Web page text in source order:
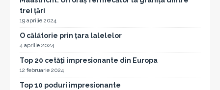
trei țări
19 aprilie 2024
O călătorie prin țara lalelelor
4 aprilie 2024
Top 20 cetăți impresionante din Europa
12 februarie 2024
Top 10 poduri impresionante